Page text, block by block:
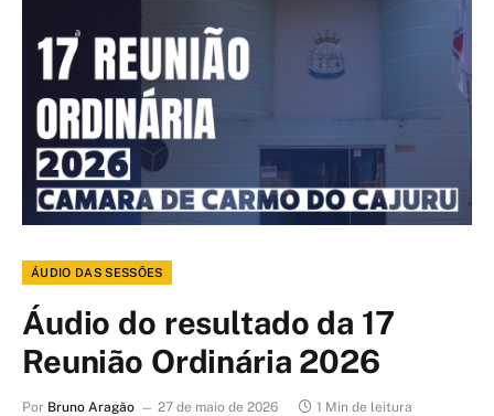
ÁUDIO DAS SESSÕES
Áudio do resultado da 17
Reunião Ordinária 2026
Por Bruno Aragão 27 de maio de 2026 1 Min de leitura